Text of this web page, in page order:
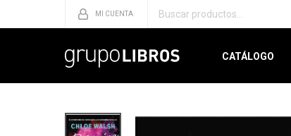
CATÁLOGO